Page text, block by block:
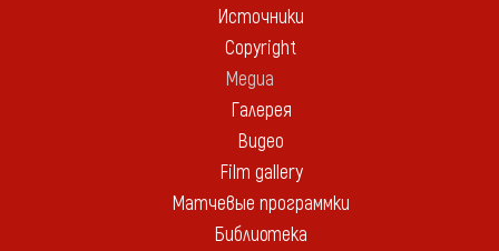
Источники
Copyright
Медиа
Галерея
Видео
Film gallery
Матчевые программки
Библиотека